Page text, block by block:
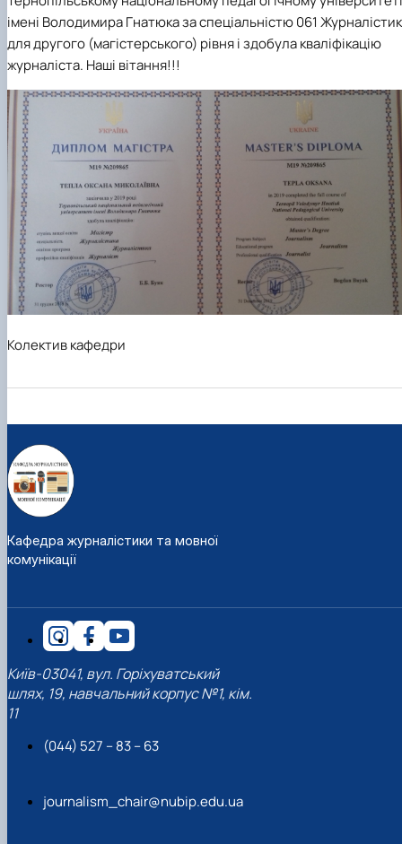
імені Володимира Гнатюка за спеціальністю 061
для другого (магістерського) рівня і здобула кваліфікацію
журналіста. Наші вітання!!!
Колектив кафедри
Кафедра журналістики та мовної
комунікації
Київ-03041, вул. Горіхуватський
шлях, 19, навчальний корпус №1, кім.
11
(044) 527 – 83 – 63
journalism_chair@nubip.edu.ua